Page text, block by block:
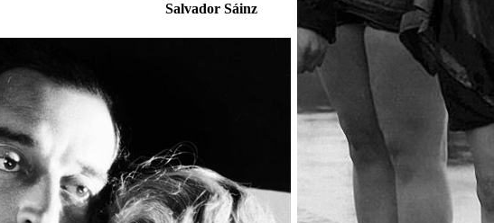
Salvador Sáinz